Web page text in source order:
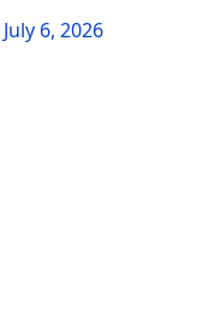
July 6, 2026